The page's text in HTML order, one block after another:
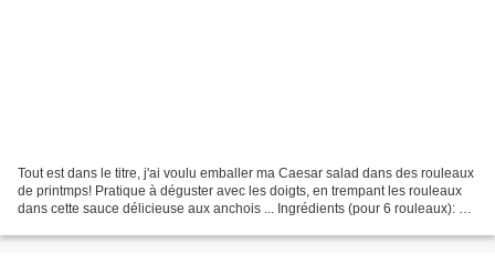
Tout est dans le titre, j'ai voulu emballer ma Caesar salad dans des rouleaux
de printmps! Pratique à déguster avec les doigts, en trempant les rouleaux
dans cette sauce délicieuse aux anchois ... Ingrédients (pour 6 rouleaux): 6